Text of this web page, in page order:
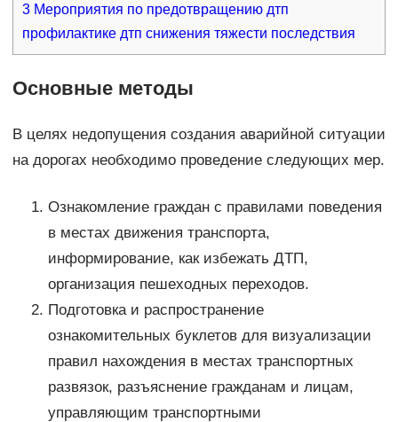
3Мероприятия по предотвращению дтп
профилактике дтп снижения тяжести последствия
Основные методы
В целях недопущения создания аварийной ситуации
на дорогах необходимо проведение следующих мер.
Ознакомление граждан с правилами поведения
в местах движения транспорта,
информирование, как избежать ДТП,
организация пешеходных переходов.
Подготовка и распространение
ознакомительных буклетов для визуализации
правил нахождения в местах транспортных
развязок, разъяснение гражданам и лицам,
управляющим транспортными